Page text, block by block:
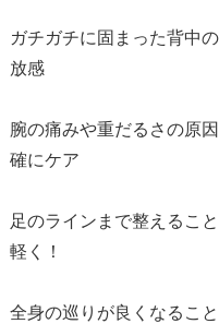
ガチガチに固まった背中
放感
腕の痛みや重だるさの原
確にケア
足のラインまで整えるこ
軽く！
全身の巡りが良くなるこ